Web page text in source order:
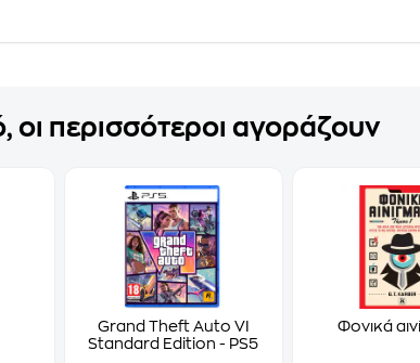
οι περισσότεροι αγοράζουν
Grand Theft Auto VI
Standard Edition - PS5
Φονικά